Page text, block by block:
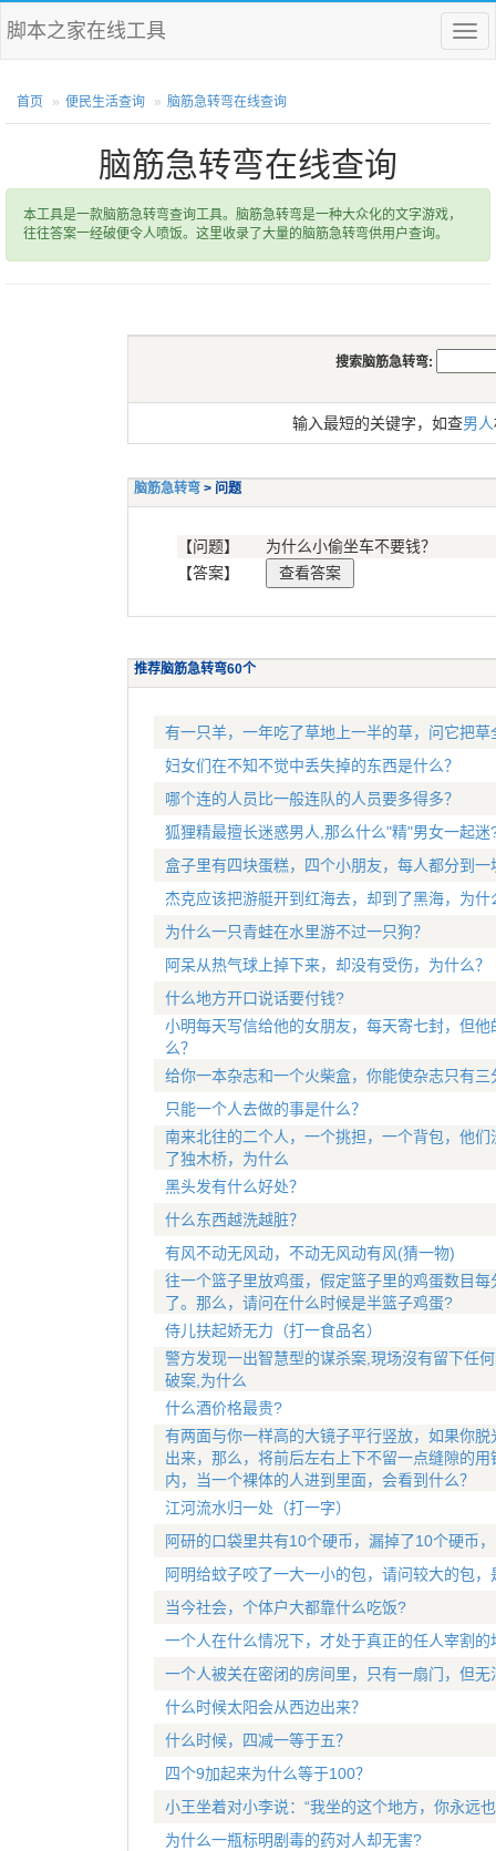
菜
单
脚本之家在线工具
首页 便民生活查询 脑筋急转弯在线查询
脑筋急转弯在线查询
本工具是一款脑筋急转弯查询工具。脑筋急转弯是一种大众化的文字游戏，
往往答案一经破便令人喷饭。这里收录了大量的脑筋急转弯供用户查询。
搜索脑筋急转弯:
输入最短的关键字，如查男人
脑筋急转弯 > 问题
【问题】
为什么小偷坐车不要钱？
【答案】
推荐脑筋急转弯60个
有一只羊，一年吃了草地上一半的草，问它把
妇女们在不知不觉中丢失掉的东西是什么？
哪个连的人员比一般连队的人员要多得多？
狐狸精最擅长迷惑男人,那么什么"精"男女一起迷
盒子里有四块蛋糕，四个小朋友，每人都分到
杰克应该把游艇开到红海去，却到了黑海，为什
为什么一只青蛙在水里游不过一只狗？
阿呆从热气球上掉下来，却没有受伤，为什么？
什么地方开口说话要付钱?
小明每天写信给他的女朋友，每天寄七封，但
么？
给你一本杂志和一个火柴盒，你能使杂志只有
只能一个人去做的事是什么？
南来北往的二个人，一个挑担，一个背包，他
了独木桥，为什么
黑头发有什么好处？
什么东西越洗越脏？
有风不动无风动，不动无风动有风(猜一物)
往一个篮子里放鸡蛋，假定篮子里的鸡蛋数目
了。那么，请问在什么时候是半篮子鸡蛋?
侍儿扶起娇无力（打一食品名）
警方发现一出智慧型的谋杀案,現场沒有留下任
破案,为什么
什么酒价格最贵?
有两面与你一样高的大镜子平行竖放，如果你
出来，那么，将前后左右上下不留一点缝隙的
内，当一个裸体的人进到里面，会看到什么？
江河流水归一处（打一字）
阿研的口袋里共有10个硬币，漏掉了10个硬币
阿明给蚊子咬了一大一小的包，请问较大的包
当今社会，个体户大都靠什么吃饭?
一个人在什么情况下，才处于真正的任人宰割的
一个人被关在密闭的房间里，只有一扇门，但
什么时候太阳会从西边出来？
什么时候，四减一等于五？
四个9加起来为什么等于100？
小王坐着对小李说：“我坐的这个地方，你永远
为什么一瓶标明剧毒的药对人却无害?